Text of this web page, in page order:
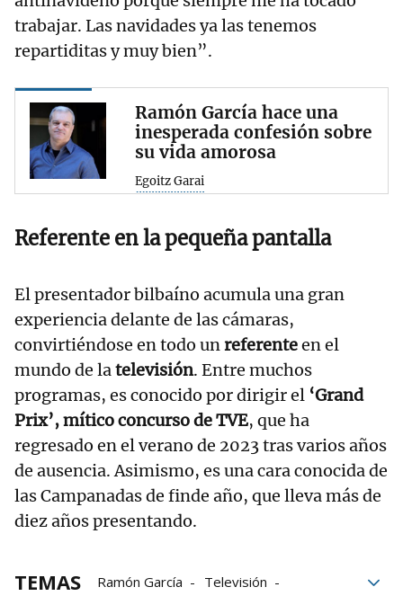
trabajar. Las navidades ya las tenemos
repartiditas y muy bien”.
Ramón García hace una
inesperada confesión sobre
su vida amorosa
Egoitz Garai
Referente en la pequeña pantalla
El presentador bilbaíno acumula una gran
experiencia delante de las cámaras,
convirtiéndose en todo unreferenteen el
mundo de latelevisión. Entre muchos
programas, es conocido por dirigir el ‘Grand
Prix’, mítico concurso de TVE, que ha
regresado en el verano de 2023 tras varios años
de ausencia. Asimismo, es una cara conocida de
las Campanadas de finde año, que lleva más de
diez años presentando.
TEMAS Ramón García
Televisión